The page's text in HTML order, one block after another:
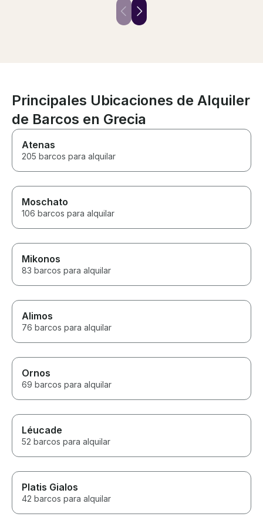
advertised. Highly recommend.
Principales Ubicaciones de Alquiler
de Barcos en Grecia
Atenas
205 barcos para alquilar
Moschato
106 barcos para alquilar
Mikonos
83 barcos para alquilar
Alimos
76 barcos para alquilar
Ornos
69 barcos para alquilar
Léucade
52 barcos para alquilar
Platis Gialos
42 barcos para alquilar